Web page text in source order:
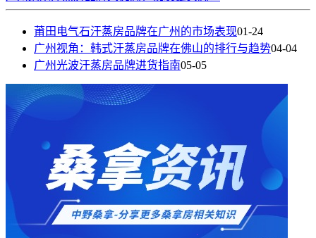
莆田电气石汗蒸房品牌在广州的市场表现01-24
广州视角：韩式汗蒸房品牌在佛山的排行与趋势04-04
广州光波汗蒸房品牌进货指南05-05